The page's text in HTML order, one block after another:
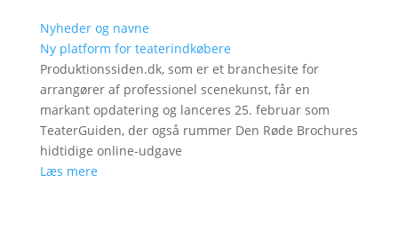
Nyheder og navne
Ny platform for teaterindkøbere
Produktionssiden.dk, som er et branchesite for
arrangører af professionel scenekunst, får en
markant opdatering og lanceres 25. februar som
TeaterGuiden, der også rummer Den Røde Brochures
hidtidige online-udgave
Læs mere